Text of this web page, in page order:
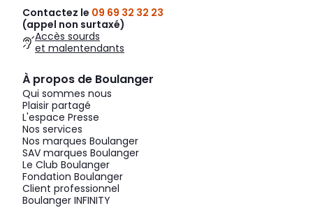
Contactez le 09 69 32 32 23
(appel non surtaxé)
Accès sourds
et malentendants
À propos de Boulanger
Qui sommes nous
Plaisir partagé
L'espace Presse
Nos services
Nos marques Boulanger
SAV marques Boulanger
Le Club Boulanger
Fondation Boulanger
Client professionnel
Boulanger INFINITY